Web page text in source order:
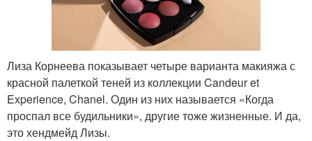
Лиза Корнеева показывает четыре варианта макияжа с
красной палеткой теней из коллекции Candeur et
Experience, Chanel. Один из них называется «Когда
проспал все будильники», другие тоже жизненные. И да,
это хендмейд Лизы.